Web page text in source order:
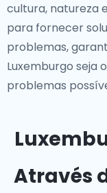
cultura, natureza
para fornecer
problemas,
Luxemburgo seja
problemas
Através